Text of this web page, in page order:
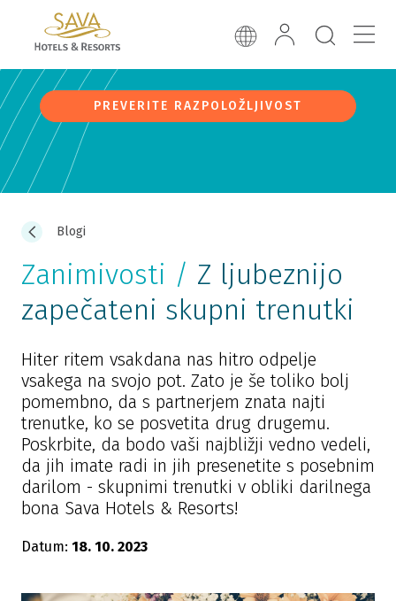
PREVERITE RAZPOLOŽLJIVOST
Blogi
Zanimivosti / Z ljubeznijo
zapečateni skupni trenutki
Hiter ritem vsakdana nas hitro odpelje
vsakega na svojo pot. Zato je še toliko bolj
pomembno, da s partnerjem znata najti
trenutke, ko se posvetita drug drugemu.
Poskrbite, da bodo vaši najbližji vedno vedeli,
da jih imate radi in jih presenetite s posebnim
darilom - skupnimi trenutki v obliki darilnega
bona Sava Hotels & Resorts!
Datum: 18. 10. 2023